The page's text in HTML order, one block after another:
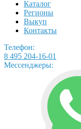
Каталог
Регионы
Выкуп
Контакты
Телефон:
8 495 204-16-01
Мессенджеры: